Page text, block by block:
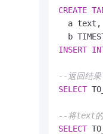
CREATE
  a text,
INSERT
--返回结
SELECT
--将text的
SELECT